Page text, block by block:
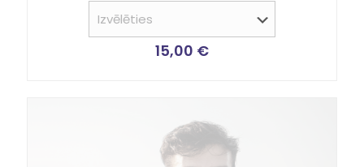
15,00 €